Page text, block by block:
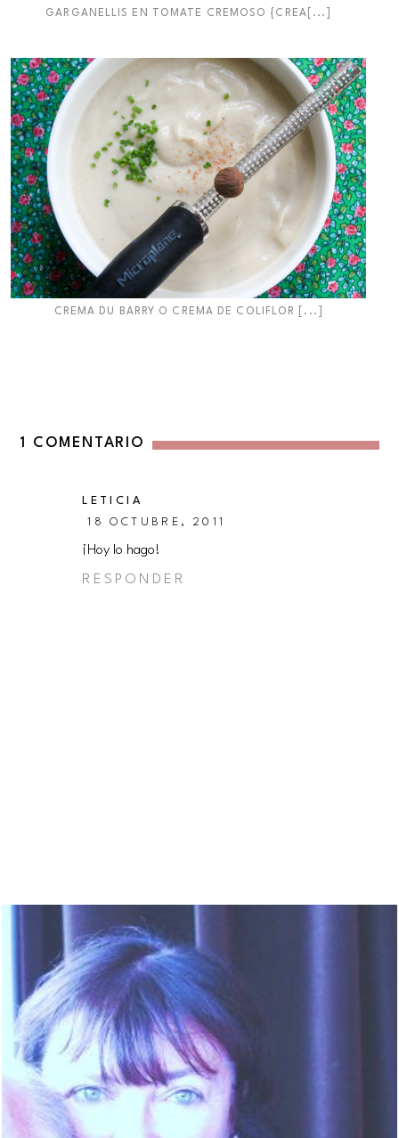
GARGANELLIS EN TOMATE CREMOSO {CREA[...]
CREMA DU BARRY O CREMA DE COLIFLOR [...]
1 COMENTARIO
LETICIA
18 OCTUBRE, 2011
¡Hoy lo hago!
RESPONDER